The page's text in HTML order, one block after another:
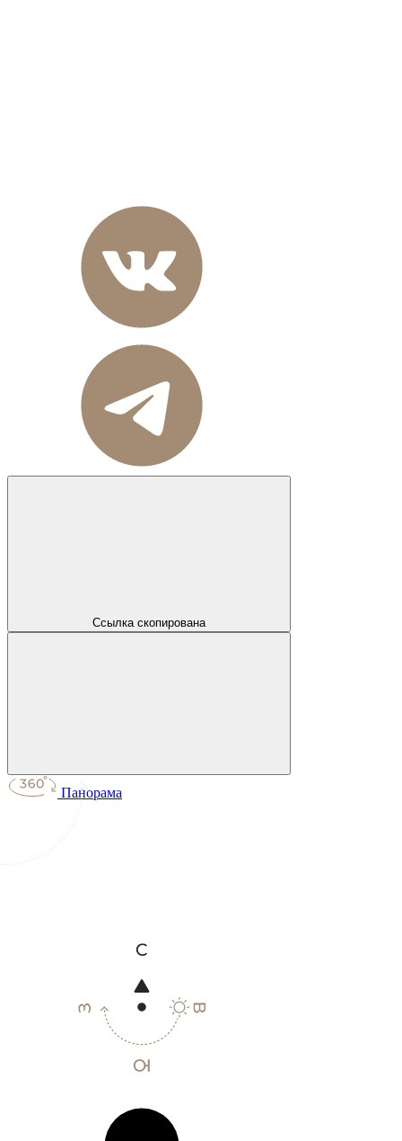
Ссылка скопирована
Панорама